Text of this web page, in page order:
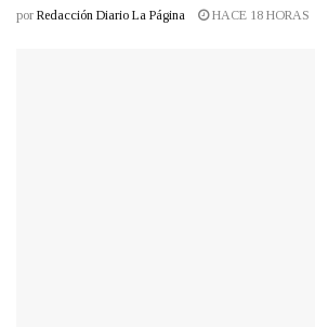
por Redacción Diario La Página HACE 18 HORAS